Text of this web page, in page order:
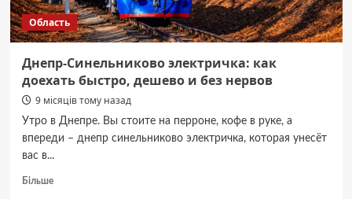
Область
Днепр-Синельниково электричка: как
доехать быстро, дешево и без нервов
9 місяців тому назад
Утро в Днепре. Вы стоите на перроне, кофе в руке, а
впереди – днепр синельниково электричка, которая унесёт
вас в...
БільшеДокладніше